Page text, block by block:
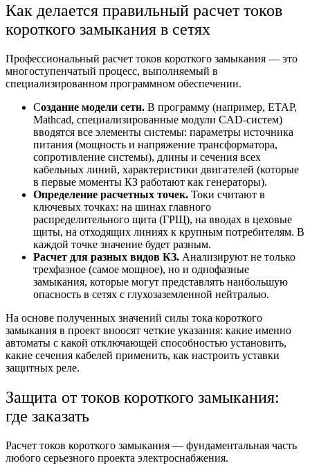
Как делается правильный расчет токов
короткого замыкания в сетях
Профессиональный расчет токов короткого замыкания — это
многоступенчатый процесс, выполняемый в
специализированном программном обеспечении.
Создание модели сети. В программу (например, ETAP,
Mathcad, специализированные модули CAD-систем)
вводятся все элементы системы: параметры источника
питания (мощность и напряжение трансформатора,
сопротивление системы), длины и сечения всех
кабельных линий, характеристики двигателей (которые
в первые моменты КЗ работают как генераторы).
Определение расчетных точек. Токи считают в
ключевых точках: на шинах главного
распределительного щита (ГРЩ), на вводах в цеховые
щиты, на отходящих линиях к крупным потребителям. В
каждой точке значение будет разным.
Расчет для разных видов КЗ. Анализируют не только
трехфазное (самое мощное), но и однофазные
замыкания, которые могут представлять наибольшую
опасность в сетях с глухозаземленной нейтралью.
На основе полученных значений силы тока короткого
замыкания в проект вноосят четкие указания: какие именно
автоматы с какой отключающей способностью установить,
какие сечения кабелей применить, как настроить уставки
защитных реле.
Защита от токов короткого замыкания:
где заказать
Расчет токов короткого замыкания — фундаментальная часть
любого серьезного проекта электроснабжения.